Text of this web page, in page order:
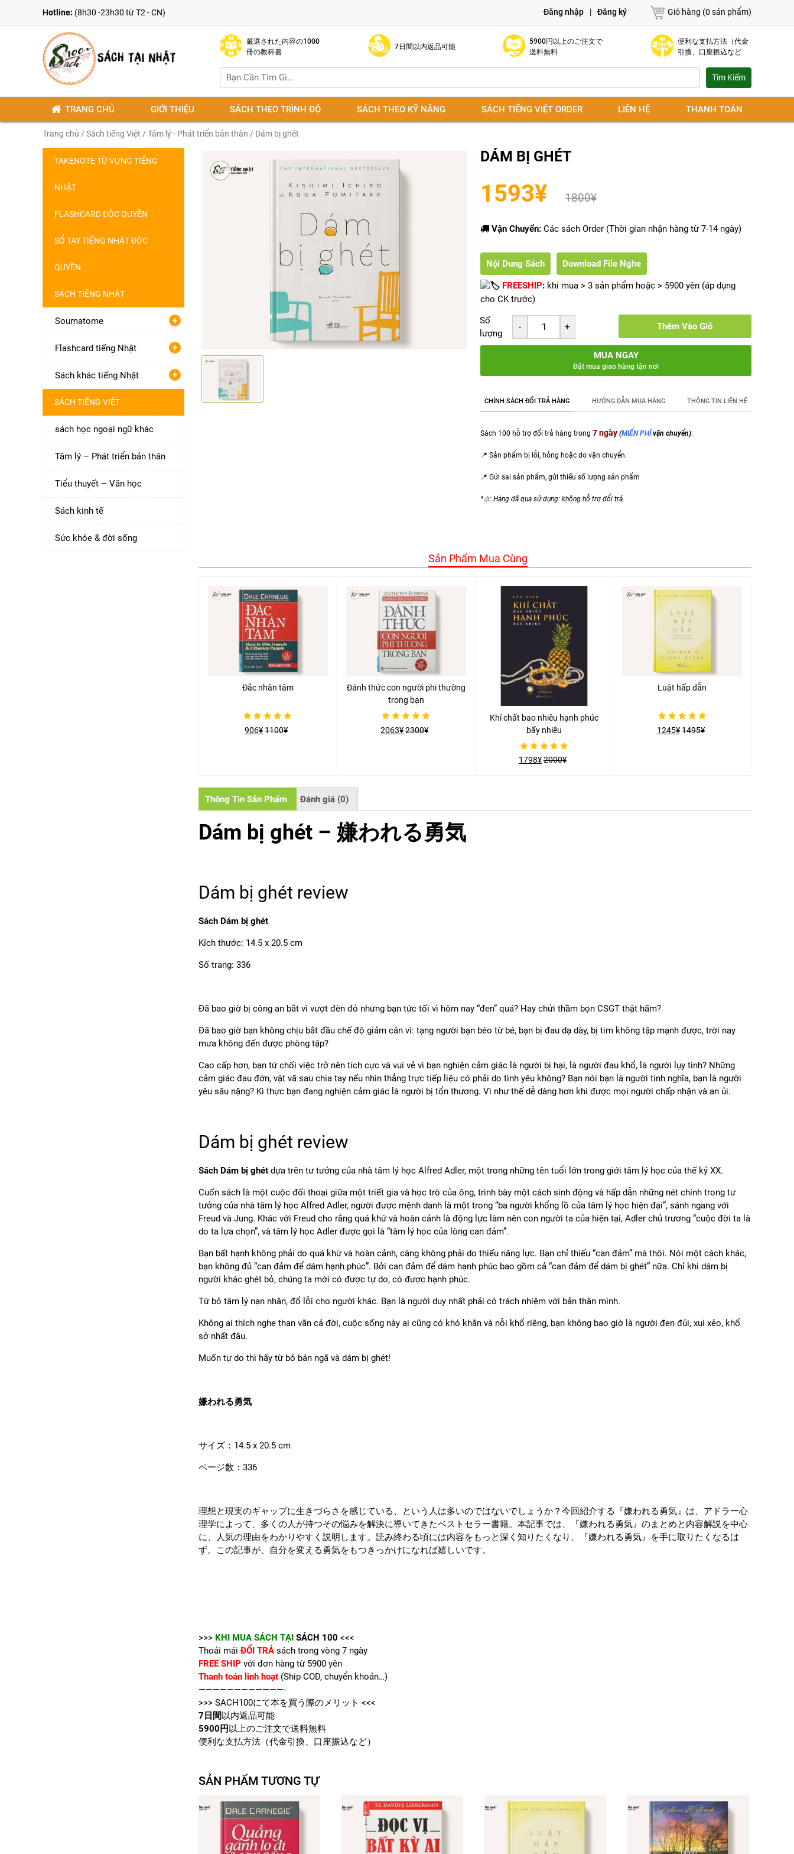
Hotline: (8h30 -23h30 từ T2 - CN) Đăng nhập | Đăng ký Giỏ hàng (0 sản phẩm)
厳選された内容の1000
冊の教科書
7日間以内返品可能
5900円以上のご注文で
送料無料
便利な支払方法（代金
引換、口座振込など
TRANG CHỦ GIỚI THIỆU SÁCH THEO TRÌNH ĐỘ SÁCH THEO KỸ NĂNG SÁCH TIẾNG VIỆT ORDER LIÊN HỆ THANH TOÁN
Trang chủ / Sách tiếng Việt / Tâm lý - Phát triển bản thân / Dám bị ghét
TAKENOTE TỪ VỰNG TIẾNG
NHẬT
FLASHCARD ĐỘC QUYỀN
SỔ TAY TIẾNG NHẬT ĐỘC
QUYỀN
SÁCH TIẾNG NHẬT
Soumatome +
Flashcard tiếng Nhật +
Sách khác tiếng Nhật +
SÁCH TIẾNG VIỆT
sách học ngoại ngữ khác
Tâm lý – Phát triển bản thân
Tiểu thuyết – Văn học
Sách kinh tế
Sức khỏe & đời sống
DÁM BỊ GHÉT
1593¥ 1800¥
Vận Chuyển: Các sách Order (Thời gian nhận hàng từ 7-14 ngày)
Nội Dung Sách Download File Nghe
FREESHIP: khi mua > 3 sản phẩm hoặc > 5900 yên (áp dụng
cho CK trước)
Số
lượng
Thêm Vào Giỏ
MUA NGAY
Đặt mua giao hàng tận nơi
CHÍNH SÁCH ĐỔI TRẢ HÀNG HƯỚNG DẪN MUA HÀNG THÔNG TIN LIÊN HỆ
Sách 100 hỗ trợ đổi trả hàng trong 7 ngày (MIẾN PHÍvận chuyển):
📍 Sản phẩm bị lỗi, hỏng hoặc do vận chuyển.
📍 Gửi sai sản phẩm, gửi thiếu số lượng sản phẩm
*⚠️: Hàng đã qua sử dụng: không hỗ trợ đổi trả.
Sản Phẩm Mua Cùng
Đắc nhân tâm
Được
xếp
906¥ 1100¥
Đánh thức con người phi thường
trong bạn
Được
xếp
2063¥2300¥
Khí chất bao nhiêu hạnh phúc
bấy nhiêu
Được
xếp
1798¥2000¥
Luật hấp dẫn
Được
xếp
1245¥1495¥
Thông Tin Sản Phẩm Đánh giá (0)
Dám bị ghét – 嫌われる勇気
Dám bị ghét review
Sách Dám bị ghét
Kích thước: 14.5 x 20.5 cm
Số trang: 336
Đã bao giờ bị công an bắt vì vượt đèn đỏ nhưng bạn tức tối vì hôm nay “đen” quá? Hay chửi thầm bọn CSGT thật hãm?
Đã bao giờ bạn không chịu bắt đầu chế độ giảm cân vì: tạng người bạn béo từ bé, bạn bị đau dạ dày, bị tim không tập mạnh được, trời nay
mưa không đến được phòng tập?
Cao cấp hơn, bạn từ chối việc trở nên tích cực và vui vẻ vì bạn nghiện cảm giác là người bị hại, là người đau khổ, là người lụy tình? Những
cảm giác đau đớn, vật vã sau chia tay nếu nhìn thẳng trực tiếp liệu có phải do tình yêu không? Bạn nói bạn là người tình nghĩa, bạn là người
yêu sâu nặng? Kì thực bạn đang nghiện cảm giác là người bị tổn thương. Vì như thế dễ dàng hơn khi được mọi người chấp nhận và an ủi.
Dám bị ghét review
Sách Dám bị ghét dựa trên tư tưởng của nhà tâm lý học Alfred Adler, một trong những tên tuổi lớn trong giới tâm lý học của thế kỷ XX.
Cuốn sách là một cuộc đối thoại giữa một triết gia và học trò của ông, trình bày một cách sinh động và hấp dẫn những nét chính trong tư
tưởng của nhà tâm lý học Alfred Adler, người được mệnh danh là một trong “ba người khổng lồ của tâm lý học hiện đại”, sánh ngang với
Freud và Jung. Khác với Freud cho rằng quá khứ và hoàn cảnh là động lực làm nên con người ta của hiện tại, Adler chủ trương “cuộc đời ta là
do ta lựa chọn”, và tâm lý học Adler được gọi là “tâm lý học của lòng can đảm”.
Bạn bất hạnh không phải do quá khứ và hoàn cảnh, càng không phải do thiếu năng lực. Bạn chỉ thiếu “can đảm” mà thôi. Nói một cách khác,
bạn không đủ “can đảm để dám hạnh phúc”. Bởi can đảm để dám hạnh phúc bao gồm cả “can đảm để dám bị ghét” nữa. Chỉ khi dám bị
người khác ghét bỏ, chúng ta mới có được tự do, có được hạnh phúc.
Từ bỏ tâm lý nạn nhân, đổ lỗi cho người khác. Bạn là người duy nhất phải có trách nhiệm với bản thân mình.
Không ai thích nghe than vãn cả đời, cuộc sống này ai cũng có khó khăn và nỗi khổ riêng, bạn không bao giờ là người đen đủi, xui xẻo, khổ
sở nhất đâu.
Muốn tự do thì hãy từ bỏ bản ngã và dám bị ghét!
嫌われる勇気
サイズ：14.5 x 20.5 cm
ページ数：336
理想と現実のギャップに生きづらさを感じている、という人は多いのではないでしょうか？今回紹介する『嫌われる勇気』は、アドラー心
理学によって、多くの人が持つその悩みを解決に導いてきたベストセラー書籍。本記事では、『嫌われる勇気』のまとめと内容解説を中心
に、人気の理由をわかりやすく説明します。読み終わる頃には内容をもっと深く知りたくなり、『嫌われる勇気』を手に取りたくなるは
ず。この記事が、自分を変える勇気をもつきっかけになれば嬉しいです。
>>> KHI MUA SÁCH TẠI SÁCH 100 <<<
Thoải máiĐỔI TRẢ sách trong vòng 7 ngày
FREE SHIP với đơn hàng từ 5900 yên
Thanh toán linh hoạt (Ship COD, chuyển khoản…)
————————————-
>>> SACH100にて本を買う際のメリット <<<
7日間以内返品可能
5900円以上のご注文で送料無料
便利な支払方法（代金引換、口座振込など）
SẢN PHẨM TƯƠNG TỰ